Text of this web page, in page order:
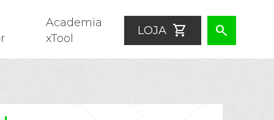
Academia
xTool
LOJA shopping_cart search